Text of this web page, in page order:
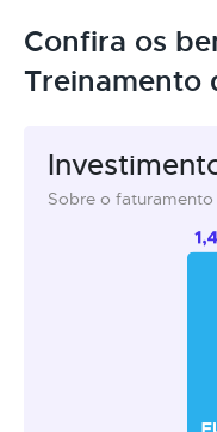
Confira os
Treinamento
Sobre o